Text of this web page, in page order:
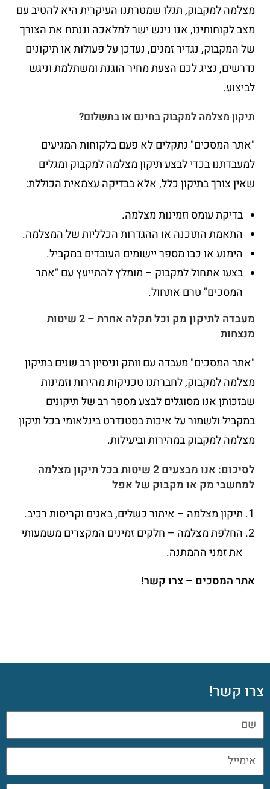
מצלמה למקבוק, תגלו שמטרתנו העיקרית היא להטיב עם
מצב לקוחותינו, אנו ניגש ישר למלאכה וננתח את הצורך
של המקבוק, נגדיר זמנים, נעדכן על פעולות או תיקונים
נדרשים, נציג לכם הצעת מחיר הוגנת ומשתלמת וניגש
לביצוע.
תיקון מצלמה למקבוק בחינם או בתשלום?
"אתר המסכים" נתקלים לא פעם בלקוחות המגיעים
למעבדתנו בכדי לבצע תיקון מצלמה למקבוק ומגלים
שאין צורך בתיקון כלל, אלא בבדיקה עצמאית הכוללת:
בדיקת עומס וזמינות מצלמה.
התאמת התוכנה או ההגדרות הכלליות של המצלמה.
הימנע או כבו מספר יישומים העובדים במקביל.
בצעו אתחול למקבוק – מומלץ להתייעץ עם "אתר
המסכים" טרם אתחול.
מעבדה לתיקון מק וכל תקלה אחרת – 2 שיטות
מנצחות
"אתר המסכים" מעבדה עם וותק וניסיון רב שנים בתיקון
מצלמה למקבוק, לחברתנו טכניקות מהירות וזמינות
שבזכותן אנו מסוגלים לבצע מספר רב של תיקונים
במקביל ולשמור על איכות בסטנדרט בינלאומי בכל תיקון
מצלמה למקבוק במהירות וביעילות.
לסיכום: אנו מבצעים 2 שיטות בכל תיקון מצלמה
למחשבי מק או מקבוק של אפל
תיקון מצלמה – איתור כשלים, באגים וקריסות רכיב.
החלפת מצלמה – חלקים זמינים המקצרים משמעותי
את זמני ההמתנה.
אתר המסכים – צרו קשר!
צרו קשר!